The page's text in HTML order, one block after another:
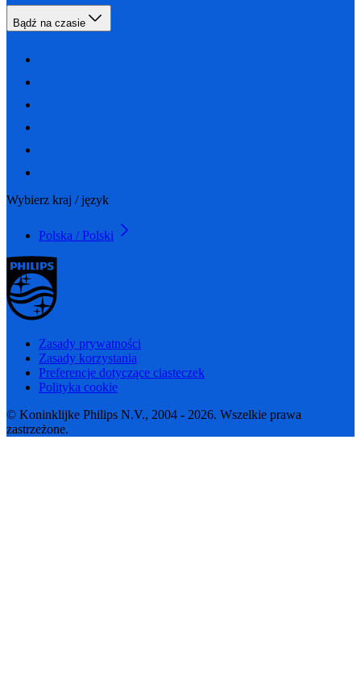
Bądź na czasie
Wybierz kraj / język
Polska / Polski
Zasady prywatności
Zasady korzystania
Preferencje dotyczące ciasteczek
Polityka cookie
© Koninklijke Philips N.V., 2004 - 2026. Wszelkie prawa
zastrzeżone.